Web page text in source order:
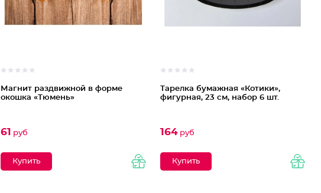
Магнит раздвижной в форме
окошка «Тюмень»
61 руб
Тарелка бумажная «Котики»,
фигурная, 23 см, набор 6 шт.
164руб